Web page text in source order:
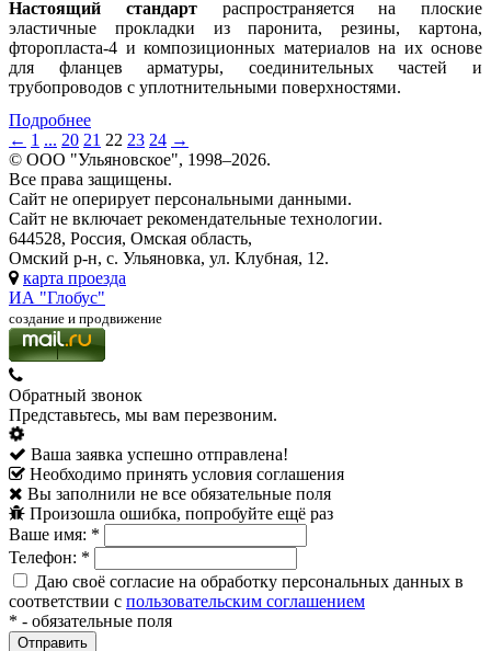
Настоящий стандартраспространяется на плоские
эластичные прокладки из паронита, резины, картона,
фторопласта-4 и композиционных материалов на их основе
для фланцев арматуры, соединительных частей и
трубопроводов с уплотнительными поверхностями.
Подробнее
← 1 ... 20 21 22 23 24 →
© ООО "Ульяновское", 1998–2026.
Все права защищены.
Сайт не оперирует персональными данными.
Сайт не включает рекомендательные технологии.
644528, Россия, Омская область,
Омский р-н, с. Ульяновка, ул. Клубная, 12.
карта проезда
ИА "Глобус"
создание и продвижение
Обратный звонок
Представьтесь, мы вам перезвоним.
Ваша заявка успешно отправлена!
Необходимо принять условия соглашения
Вы заполнили не все обязательные поля
Произошла ошибка, попробуйте ещё раз
Ваше имя: *
Телефон: *
Даю своё согласие на обработку персональных данных в
соответствии с пользовательским соглашением
* - обязательные поля